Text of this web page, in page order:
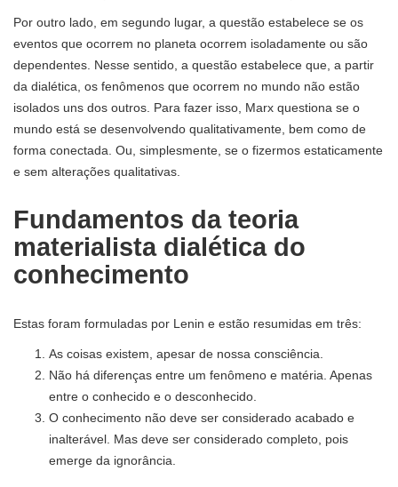
Por outro lado, em segundo lugar, a questão estabelece se os
eventos que ocorrem no planeta ocorrem isoladamente ou são
dependentes. Nesse sentido, a questão estabelece que, a partir
da dialética, os fenômenos que ocorrem no mundo não estão
isolados uns dos outros. Para fazer isso, Marx questiona se o
mundo está se desenvolvendo qualitativamente, bem como de
forma conectada. Ou, simplesmente, se o fizermos estaticamente
e sem alterações qualitativas.
Fundamentos da teoria
materialista dialética do
conhecimento
Estas foram formuladas por Lenin e estão resumidas em três:
As coisas existem, apesar de nossa consciência.
Não há diferenças entre um fenômeno e matéria. Apenas
entre o conhecido e o desconhecido.
O conhecimento não deve ser considerado acabado e
inalterável. Mas deve ser considerado completo, pois
emerge da ignorância.